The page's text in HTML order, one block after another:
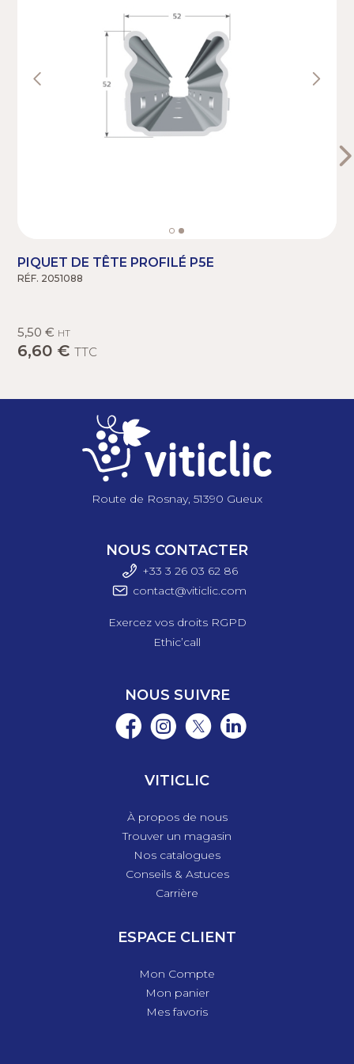
PIQUET DE TÊTE PROFILÉ P5E
RÉF. 2051088
5,50 € HT
6,60 € TTC
Route de Rosnay, 51390 Gueux
NOUS CONTACTER
+33 3 26 03 62 86
contact@viticlic.com
Exercez vos droits RGPD
Ethic’call
NOUS SUIVRE
VITICLIC
À propos de nous
Trouver un magasin
Nos catalogues
Conseils & Astuces
Carrière
ESPACE CLIENT
Mon Compte
Mon panier
Mes favoris